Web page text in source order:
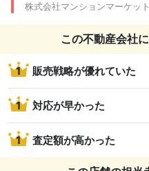
株式会社マンションマーケッ
この不動産会社
1 販売戦略が優れていた
1 対応が早かった
1 査定額が高かった